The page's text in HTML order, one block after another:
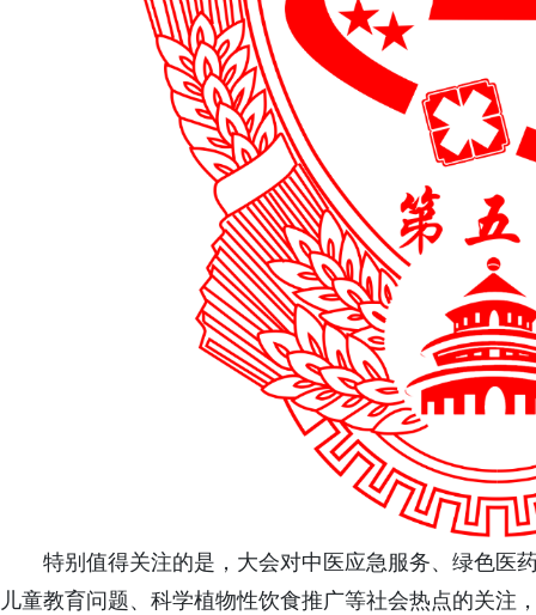
特别值得关注的是，大会对中医应急服务、绿色医
儿童教育问题、科学植物性饮食推广等社会热点的关注